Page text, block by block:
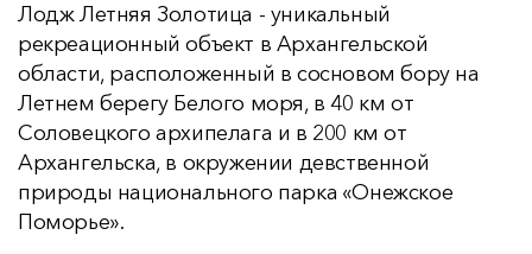
Лодж Летняя Золотица - уникальный
рекреационный объект в Архангельской
области, расположенный в сосновом бору на
Летнем берегу Белого моря, в 40 км от
Соловецкого архипелага и в 200 км от
Архангельска, в окружении девственной
природы национального парка «Онежское
Поморье».